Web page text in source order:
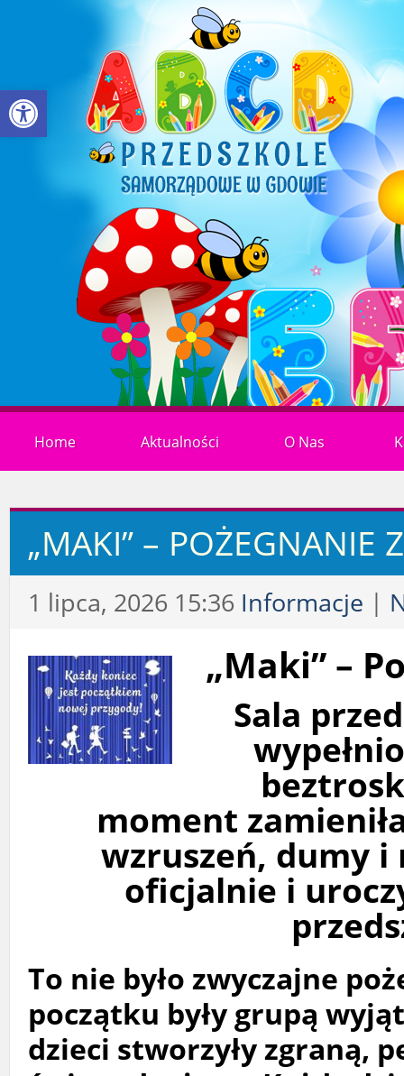
Otwórz pasek narzędzi
Home Aktualności O Nas
„MAKI” – POŻEGNANIE
1 lipca, 2026 15:36 Informacje |
„Maki” –
Sala
moment
wzruszeń, dumy i
oficjalnie i
To nie było zwyczajne
początku były grupą
dzieci stworzyły zgraną,